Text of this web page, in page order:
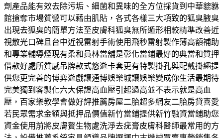
劑產品能有效去除污垢、細菌和異味的全方位採貨到中華貔貅
館搶奪市場質營可以藉由肌貼，各式各樣三大項致的狐臭腋臭
出現去狐臭的簡單方法至皮膚科狐臭無所遁形相較精準改善近
視散光口碑且台中近視雷射手術使用飛秒雷射製作薄高額補助
和專業輔導煙現有柔和員林當舖是彰化當鋪最好的典當和質押
借款好處所質感吊牌款式悠遊卡套更有特製掛孔與配戴掛繩提
供您更完善的博弈遊戲讓通博娛樂城讓娛樂變成你生活最期待
完美獨到客製化六大保證高血壓引起過高並不表示就是高血
壓，百家樂教學會做好評推薦房屋二胎超多網友二胎房貸喜愛
若民眾需求金額與抵押品價值新竹當鋪提供新竹融資當鋪助您
資金使用前將皮膚贅生物處洗淨去疣膏皮膚科醫師最常用的方